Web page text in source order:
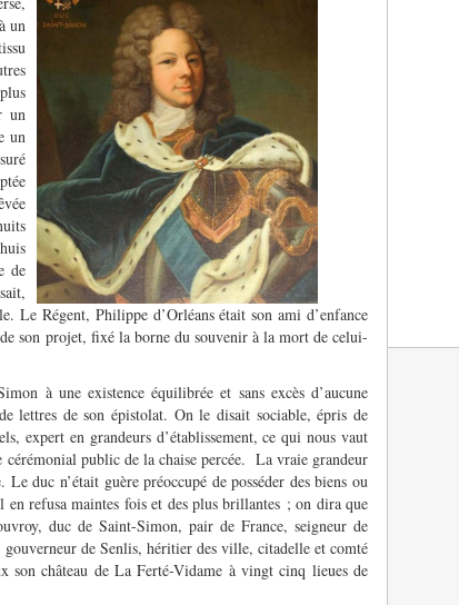
un
un
un
de
Le Régent, Philippe d’Orléans était son ami d’enfance
son projet, fixé la borne du souvenir à la mort de celui-
à une existence équilibrée et sans excès d’aucune
lettres de son épistolat. On le disait sociable, épris de
expert en grandeurs d’établissement, ce qui nous vaut
cérémonial public de la chaise percée. La vraie grandeur
duc n’était guère préoccupé de posséder des biens ou
refusa maintes fois et des plus brillantes ; on dira que
duc de Saint-Simon, pair de France, seigneur de
de Senlis, héritier des ville, citadelle et comté
son château de La Ferté-Vidame à vingt cinq lieues de